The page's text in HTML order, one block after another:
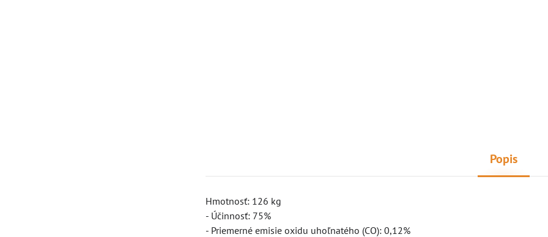
Popis
Hmotnosť: 126 kg
- Účinnosť: 75%
- Priemerné emisie oxidu uhoľnatého (CO): 0,12%